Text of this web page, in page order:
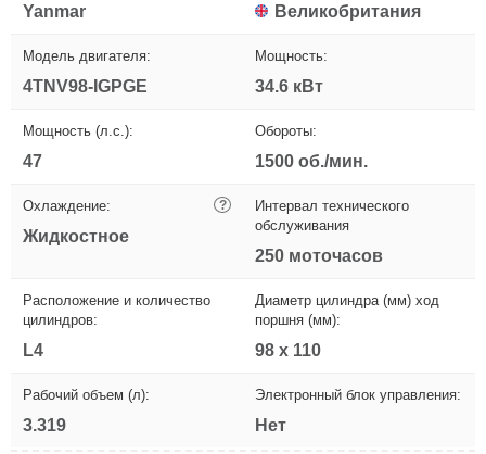
Yanmar Великобритания
Модель двигателя:
4TNV98-IGPGE
Мощность:
34.6 кВт
Мощность (л.с.):
47
Обороты:
1500 об./мин.
Охлаждение: ?
Жидкостное
Интервал технического
обслуживания
250 моточасов
Расположение и количество
цилиндров:
L4
Диаметр цилиндра (мм) ход
поршня (мм):
98 х 110
Рабочий объем (л):
3.319
Электронный блок управления:
Нет